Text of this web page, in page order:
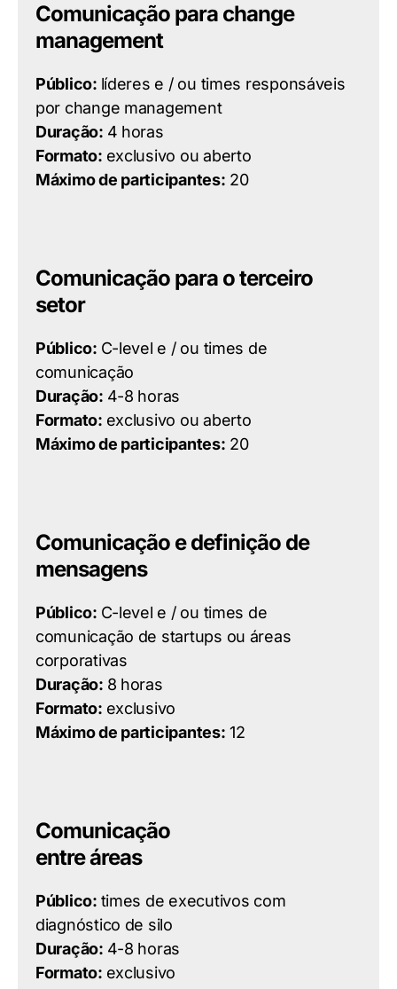
Comunicação para change
management
Público: líderes e / ou times responsáveis
por change management
Duração: 4 horas
Formato: exclusivo ou aberto
Máximo de participantes: 20
Comunicação para o terceiro
setor
Público: C-level e / ou times de
comunicação
Duração: 4-8 horas
Formato: exclusivo ou aberto
Máximo de participantes: 20
Comunicação e definição de
mensagens
Público: C-level e / ou times de
comunicação de startups ou áreas
corporativas
Duração: 8 horas
Formato: exclusivo
Máximo de participantes: 12
Comunicação
entre áreas
Público: times de executivos com
diagnóstico de silo
Duração: 4-8 horas
Formato: exclusivo